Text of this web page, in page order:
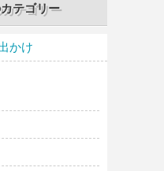
テゴリー
かけ